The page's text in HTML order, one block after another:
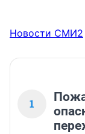
Новости СМИ2
1